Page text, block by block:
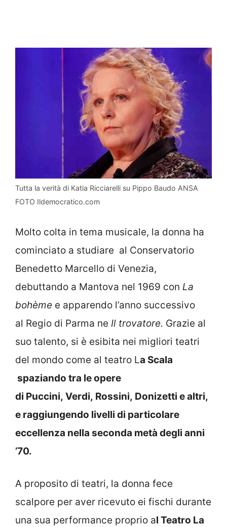
Tutta la verità di Katia Ricciarelli su Pippo Baudo ANSA
FOTO Ildemocratico.com
Molto colta in tema musicale, la donna ha
cominciato a studiare al Conservatorio
Benedetto Marcello di Venezia,
debuttando a Mantova nel 1969 con La
bohème e apparendo l’anno successivo
al Regio di Parma ne Il trovatore. Grazie al
suo talento, si è esibita nei migliori teatri
del mondo come al teatro La Scala
spaziando tra le opere
di Puccini, Verdi, Rossini, Donizetti e altri,
e raggiungendo livelli di particolare
eccellenza nella seconda metà degli anni
’70.
A proposito di teatri, la donna fece
scalpore per aver ricevuto ei fischi durante
una sua performance proprio al Teatro La